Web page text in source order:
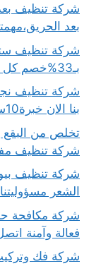
بعد
شركة تنظيف
بـ33%خصم كل أنواع الستائر ننظفها لك
بنا الان خبرة10سنوات بخدمات تنظيف النجف
شركة تنظيف
شركة تنظيف
الشعر مسؤوليتنا
فعالة وآمنة